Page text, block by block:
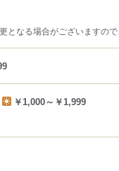
となる場合がございますの
￥1,000～￥1,999